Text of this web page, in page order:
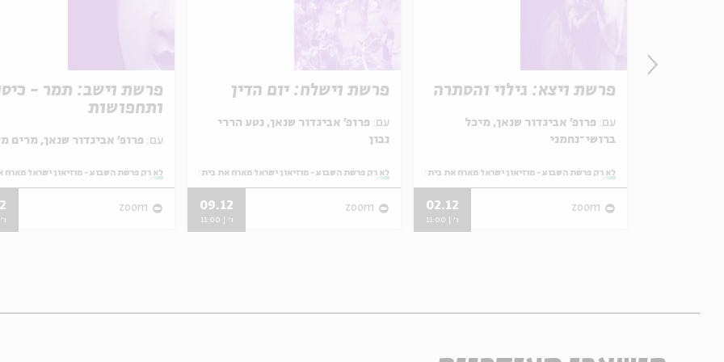
פרשת וישב: תמר -
ותחפושות
עם:
מתוך:
לא רק פרשת השבוע - מוזיאון ישראל מארח
zoom
ו' |
פרשת וישלח: יום הדין
עם: פרופ' אביגדור שנאן, נטע הררי
נבון
מתוך:
לא רק פרשת השבוע - מוזיאון ישראל מארח את בית אבי חי
zoom
09.12
ו' | 11:00
פרשת ויצא: גילוי והסתרה
עם: פרופ' אביגדור שנאן, מיכל
ברושי־נחמני
מתוך:
לא רק פרשת השבוע - מוזיאון ישראל מארח את בית אבי חי
zoom
02.12
ו' | 11:00